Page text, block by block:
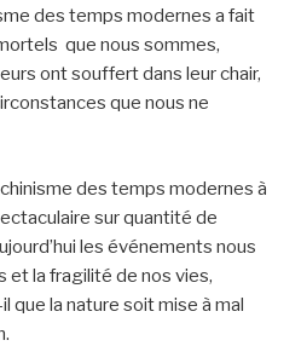
des temps modernes a fait
que nous sommes,
ont souffert dans leur chair,
que nous ne
des temps modernes à
sur quantité de
les événements nous
et la fragilité de nos vies,
que la nature soit mise à mal